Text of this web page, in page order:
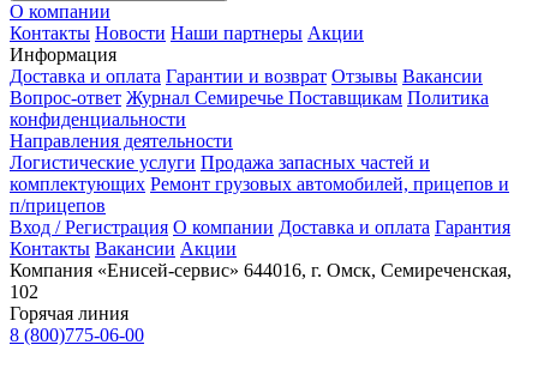
О компании
Контакты Новости Наши партнеры Акции
Информация
Доставка и оплата Гарантии и возврат Отзывы Вакансии
Вопрос-ответ Журнал Семиречье Поставщикам Политика
конфиденциальности
Направления деятельности
Логистические услуги Продажа запасных частей и
комплектующих Ремонт грузовых автомобилей, прицепов и
п/прицепов
Вход / Регистрация О компании Доставка и оплата Гарантия
Контакты Вакансии Акции
Компания «Енисей-сервис» 644016, г. Омск, Семиреченская,
102
Горячая линия
8 (800)775-06-00